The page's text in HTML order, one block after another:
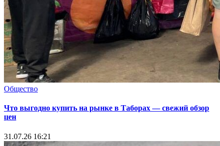
Общество
Что выгодно купить на рынке в Таборах — свежий обзор
цен
31.07.26 16:21